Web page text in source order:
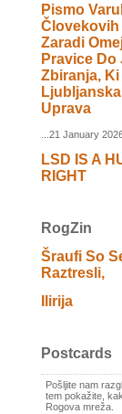
Pismo
Človekovih
Zaradi
Pravice Do
Zbiranja, Ki
Uprava
...21 January
LSD IS A
RIGHT
RogZin
Šraufi So
Raztresli,
Ilirija
Postcards
Pošljite nam
tem pokažite,
Rogova mreža.